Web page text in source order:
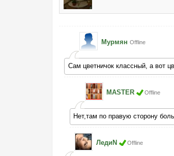
Мурмян Offline
Сам цветничок классный, а вот
MASTER Offline
Нет,там по правую сторону
ЛедиN Offline